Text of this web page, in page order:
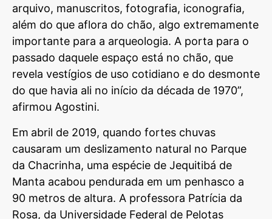
arquivo, manuscritos, fotografia, iconografia,
além do que aflora do chão, algo extremamente
importante para a arqueologia. A porta para o
passado daquele espaço está no chão, que
revela vestígios de uso cotidiano e do desmonte
do que havia ali no início da década de 1970”,
afirmou Agostini.
Em abril de 2019, quando fortes chuvas
causaram um deslizamento natural no Parque
da Chacrinha, uma espécie de Jequitibá de
Manta acabou pendurada em um penhasco a
90 metros de altura. A professora Patrícia da
Rosa, da Universidade Federal de Pelotas